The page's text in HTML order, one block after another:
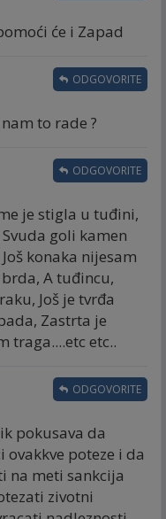
će i Zapad
to rade ?
ODGOVORITE
je stigla u tuđini,
goli kamen
konaka nijesam
A tuđincu,
Još je tvrđa
Zastrta je
traga....etc etc..
ODGOVORITE
pokusava da
poteze i da
na meti sankcija
zivotni
ODGOVORITE